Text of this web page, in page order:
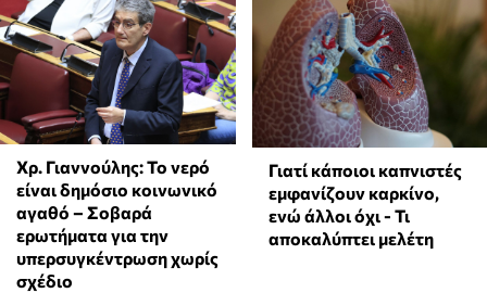
Χρ. Γιαννούλης: Το νερό
είναι δημόσιο κοινωνικό
αγαθό – Σοβαρά
ερωτήματα για την
υπερσυγκέντρωση χωρίς
σχέδιο
Γιατί κάποιοι καπνιστές
εμφανίζουν καρκίνο,
ενώ άλλοι όχι - Τι
αποκαλύπτει μελέτη